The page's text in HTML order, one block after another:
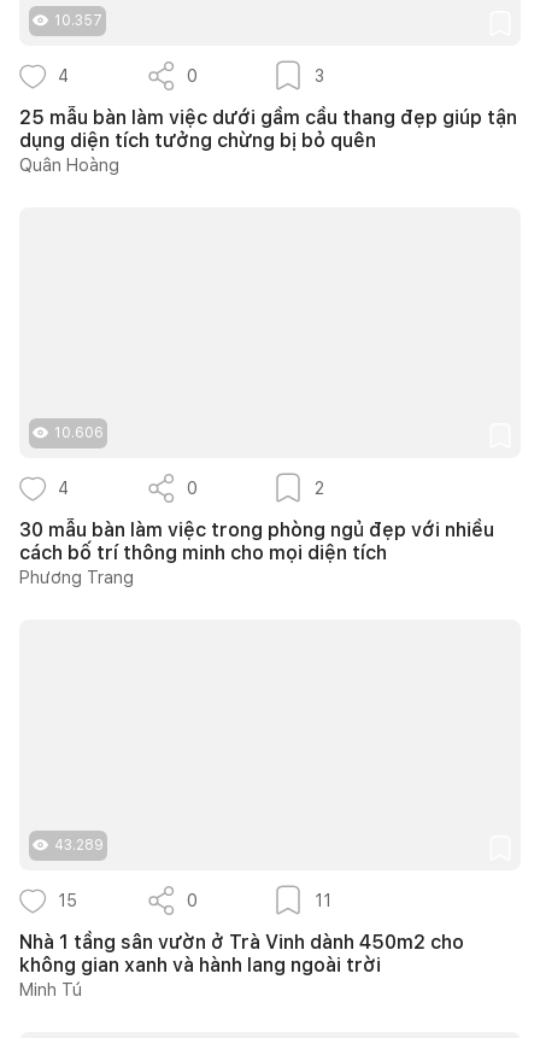
10.357
4 0 3
25 mẫu bàn làm việc dưới gầm cầu thang đẹp giúp tận
dụng diện tích tưởng chừng bị bỏ quên
Quân Hoàng
10.606
4 0 2
30 mẫu bàn làm việc trong phòng ngủ đẹp với nhiều
cách bố trí thông minh cho mọi diện tích
Phương Trang
43.289
15 0 11
Nhà 1 tầng sân vườn ở Trà Vinh dành 450m2 cho
không gian xanh và hành lang ngoài trời
Minh Tú